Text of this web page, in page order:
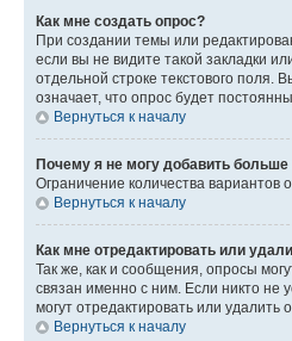
Как мне создать опрос?
При создании темы или
если вы не видите такой закладки
отдельной строке текстового поля.
означает, что опрос будет
Вернуться к началу
Почему я не могу добавить больше
Ограничение количества
Вернуться к началу
Как мне отредактировать или
Так же, как и сообщения, опросы
связан именно с ним. Если никто не
могут отредактировать или
Вернуться к началу